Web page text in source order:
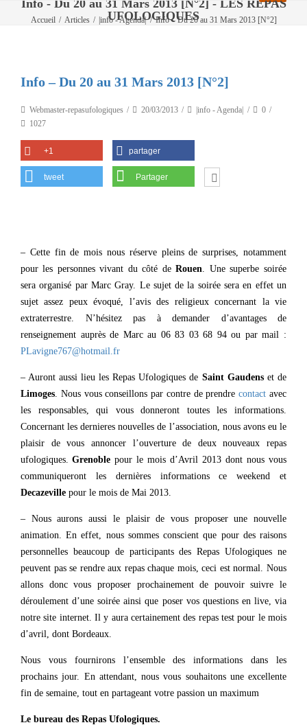
Info - Du 20 au 31 Mars 2013 [N°2] - LES REPAS
UFOLOGIQUES
Accueil / Articles / |info - Agenda| / Info – Du 20 au 31 Mars 2013 [N°2]
Info – Du 20 au 31 Mars 2013 [N°2]
Webmaster-repasufologiques 20/03/2013 |info - Agenda|
0
1027
+1 partager
tweet Partager
– Cette fin de mois nous réserve pleins de surprises, notamment
pour les personnes vivant du côté de Rouen. Une superbe soirée
sera organisé par Marc Gray. Le sujet de la soirée sera en effet un
sujet assez peux évoqué, l’avis des religieux concernant la vie
extraterrestre. N’hésitez pas à demander d’avantages de
renseignement auprès de Marc au 06 83 03 68 94 ou par mail :
PLavigne767@hotmail.fr
– Auront aussi lieu les Repas Ufologiques de Saint Gaudens et de
Limoges. Nous vous conseillons par contre de prendre contact avec
les responsables, qui vous donneront toutes les informations.
Concernant les dernieres nouvelles de l’association, nous avons eu le
plaisir de vous annoncer l’ouverture de deux nouveaux repas
ufologiques. Grenoble pour le mois d’Avril 2013 dont nous vous
communiqueront les dernières informations ce weekend et
Decazeville pour le mois de Mai 2013.
– Nous aurons aussi le plaisir de vous proposer une nouvelle
animation. En effet, nous sommes conscient que pour des raisons
personnelles beaucoup de participants des Repas Ufologiques ne
peuvent pas se rendre aux repas chaque mois, ceci est normal. Nous
allons donc vous proposer prochainement de pouvoir suivre le
déroulement d’une soirée ainsi que poser vos questions en live, via
notre site internet. Il y aura certainement des repas test pour le mois
d’avril, dont Bordeaux.
Nous vous fournirons l’ensemble des informations dans les
prochains jour. En attendant, nous vous souhaitons une excellente
fin de semaine, tout en partageant votre passion un maximum
Le bureau des Repas Ufologiques.